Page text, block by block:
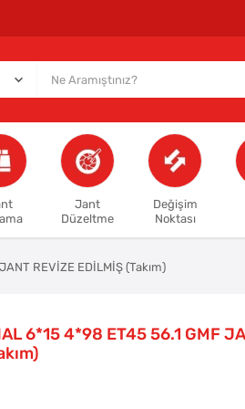
Jant
Düzeltme
Değişim
Noktası
REVİZE EDİLMİŞ (Takım)
6*15 4*98 ET45 56.1 GMF